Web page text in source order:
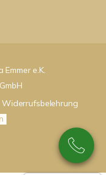
e.K.
Widerrufsbelehrung